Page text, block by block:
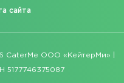
сайта
CaterMe ООО «КейтерМи» |
5177746375087